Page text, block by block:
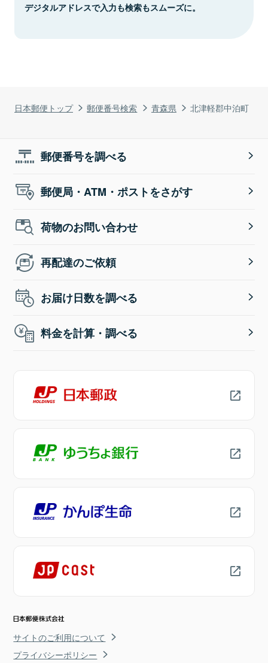
日本郵便トップ 郵便番号検索 青森県 北津軽郡中泊町
デジタルアドレスで入力も検索もスムーズに。
郵便番号を調べる
郵便局・ATM・ポストをさがす
荷物のお問い合わせ
再配達のご依頼
お届け日数を調べる
料金を計算・調べる
サイトのご利用について
プライバシーポリシー